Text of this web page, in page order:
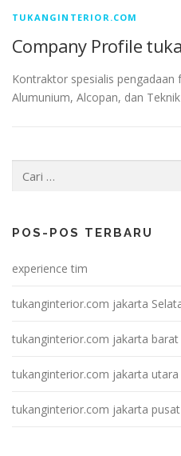
TUKANGINTERIOR.COM
Company Profile
Kontraktor spesialis pengadaan
Alumunium, Alcopan, dan
POS-POS TERBARU
experience tim
tukanginterior.com jakarta
tukanginterior.com jakarta barat
tukanginterior.com jakarta utara
tukanginterior.com jakarta pusat